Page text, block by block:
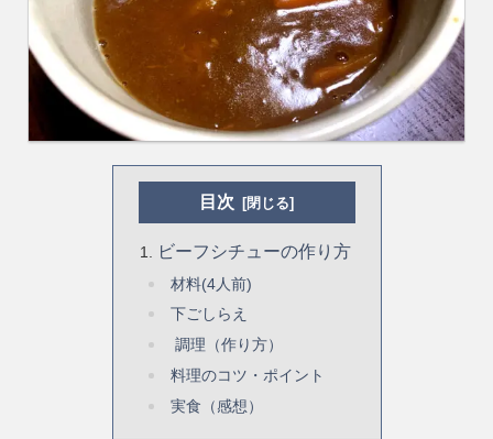
目次
ビーフシチューの作り方
材料(4人前)
下ごしらえ
調理（作り方）
料理のコツ・ポイント
実食（感想）